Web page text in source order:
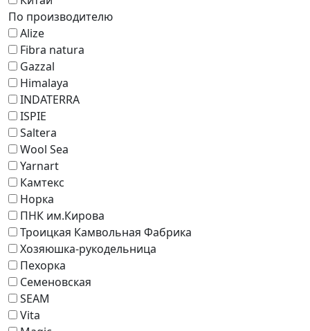
По производителю
Alize
Fibra natura
Gazzal
Himalaya
INDATERRA
ISPIE
Saltera
Wool Sea
Yarnart
Камтекс
Норка
ПНК им.Кирова
Троицкая Камвольная Фабрика
Хозяюшка-рукодельница
Пехорка
Семеновская
SEAM
Vita